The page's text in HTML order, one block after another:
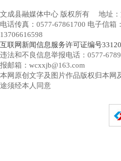
文成县融媒体中心 版权所有
地址：
电话传真：0577-67861700 电子信
13706616598
互联网新闻信息服务许可证编号
违法和不良信息举报电话：0577-
报邮箱：wcxxjb@163.com
本网原创文字及图片作品版权归本网
途须经本人同意